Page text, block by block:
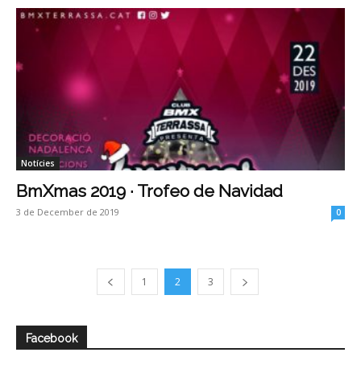
Notícies
BmXmas 2019 · Trofeo de Navidad
3 de December de 2019 0
1 2 3
Facebook